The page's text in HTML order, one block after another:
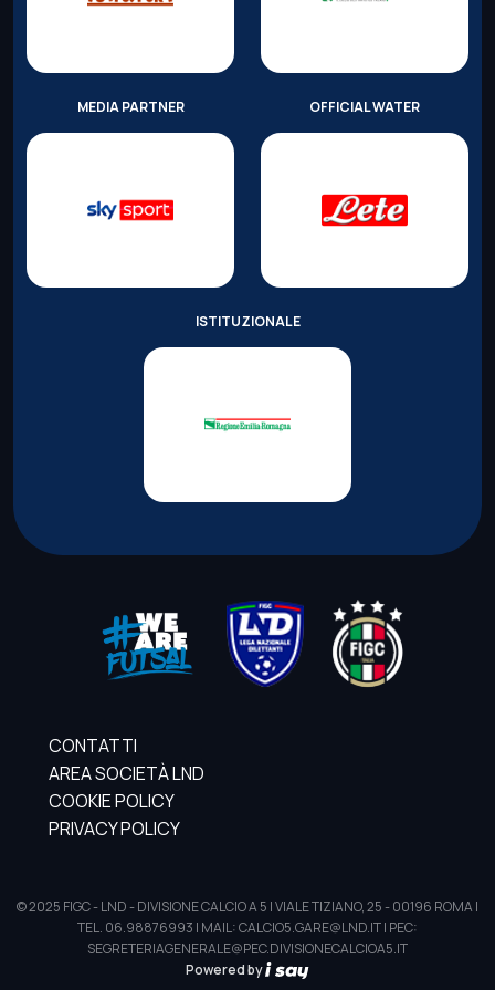
MEDIA PARTNER OFFICIAL WATER
ISTITUZIONALE
CONTATTI
AREA SOCIETÀ LND
COOKIE POLICY
PRIVACY POLICY
© 2025 FIGC - LND - DIVISIONE CALCIO A 5 | VIALE TIZIANO, 25 - 00196 ROMA |
TEL. 06.98876993 | MAIL: CALCIO5.GARE@LND.IT | PEC:
SEGRETERIAGENERALE@PEC.DIVISIONECALCIOA5.IT
Powered by